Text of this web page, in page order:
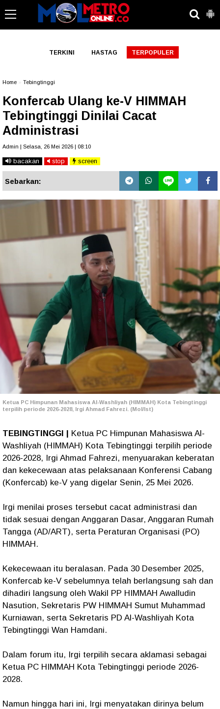
TERKINI HASTAG TERPOPULER
Home Tebingtinggi
Konfercab Ulang ke-V HIMMAH
Tebingtinggi Dinilai Cacat
Administrasi
Admin | Selasa, 26 Mei 2026 | 08:10
bacakan stop screen
Sebarkan:
Ketua PC Himpunan Mahasiswa Al-Washliyah (HIMMAH) Kota Tebingtinggi
terpilih periode 2026-2028, Irgi Ahmad Fahrezi. (Mol/Ist)
TEBINGTINGGI | Ketua PC Himpunan Mahasiswa Al-
Washliyah (HIMMAH) Kota Tebingtinggi terpilih periode
2026-2028, Irgi Ahmad Fahrezi, menyuarakan keberatan
dan kekecewaan atas pelaksanaan Konferensi Cabang
(Konfercab) ke-V yang digelar Senin, 25 Mei 2026.
Irgi menilai proses tersebut cacat administrasi dan
tidak sesuai dengan Anggaran Dasar, Anggaran Rumah
Tangga (AD/ART), serta Peraturan Organisasi (PO)
HIMMAH.
Kekecewaan itu beralasan. Pada 30 Desember 2025,
Konfercab ke-V sebelumnya telah berlangsung sah dan
dihadiri langsung oleh Wakil PP HIMMAH Awalludin
Nasution, Sekretaris PW HIMMAH Sumut Muhammad
Kurniawan, serta Sekretaris PD Al-Washliyah Kota
Tebingtinggi Wan Hamdani.
Dalam forum itu, Irgi terpilih secara aklamasi sebagai
Ketua PC HIMMAH Kota Tebingtinggi periode 2026-
2028.
Namun hingga hari ini, Irgi menyatakan dirinya belum